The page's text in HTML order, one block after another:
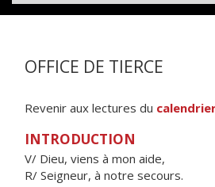
OFFICE DE TIERCE
Revenir aux lectures du
INTRODUCTION
V/ Dieu, viens à mon aide,
R/ Seigneur, à notre secours.